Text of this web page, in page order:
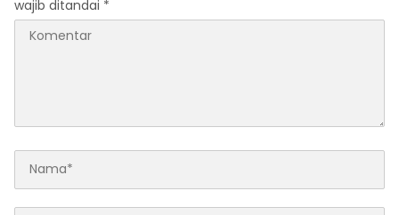
wajib ditandai *